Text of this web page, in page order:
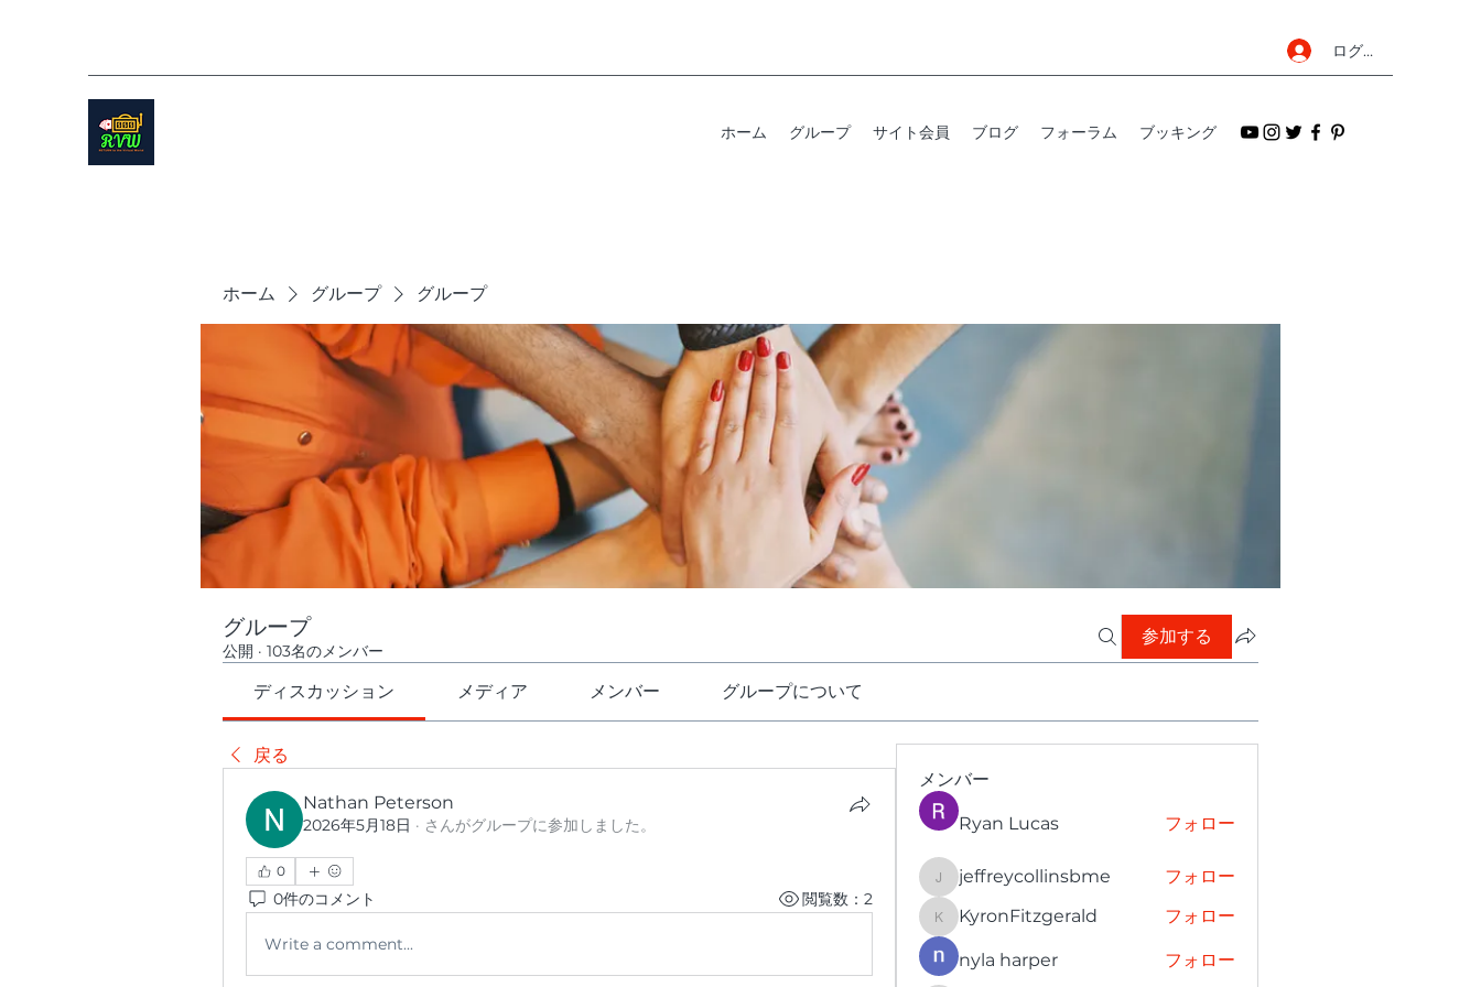
ログイン
ホーム グループ サイト会員 ブログ フォーラム ブッキング
ホーム グループ グループ
グループ
公開 · 103名のメンバー
参加する
ディスカッション メディア メンバー グループについて
戻る
Nathan Peterson
2026年5月18日 · さんがグループに参加しました。
0
0件のコメント 閲覧数：2
Write a comment...
メンバー
Ryan Lucas フォロー
jeffreycollinsbme
jeffreycollinsbme フォロー
KyronFitzgerald
KyronFitzgerald フォロー
nyla harper フォロー